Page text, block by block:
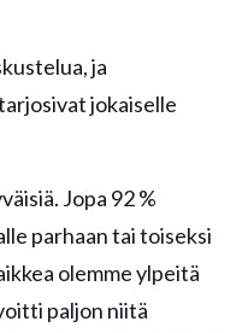
ja
jokaiselle
Jopa 92 %
parhaan tai toiseksi
olemme ylpeitä
paljon niitä